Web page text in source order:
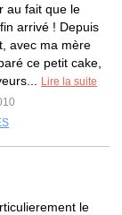
au fait que le
arrivé ! Depuis
avec ma mère
ce petit cake,
Lire la suite
le